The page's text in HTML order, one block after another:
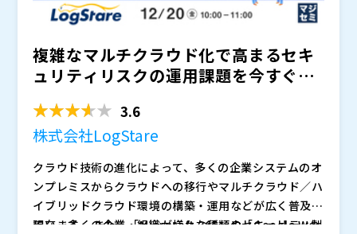
複雑なマルチクラウド化で高まるセキ
ュリティリスクの運用課題を今すぐ解
3.6
株式会社LogStare
クラウド技術の進化によって、多くの企業システムのオ
ンプレミスからクラウドへの移行やマルチクラウド／ハ
イブリッドクラウド環境の構築・運用などが広く普及し
ています。 また、「Microsoft 365」や「Google Wor
現在、多くの企業・組織が様々な種類のセキュリティ製